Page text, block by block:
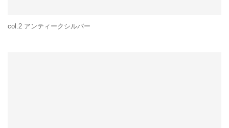
col.2 アンティークシルバー